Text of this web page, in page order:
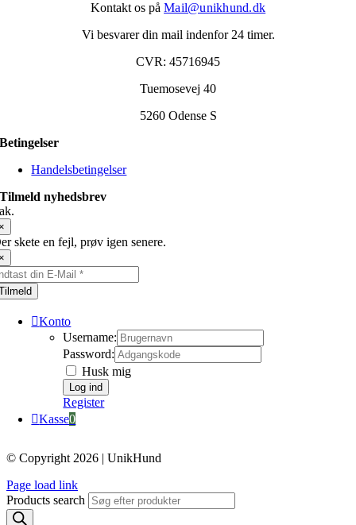
Kontakt os på Mail@unikhund.dk
Vi besvarer din mail indenfor 24 timer.
CVR: 45716945
Tuemosevej 40
5260 Odense S
Betingelser
Handelsbetingelser
Tilmeld nyhedsbrev
skete en fejl, prøv igen senere.
Konto
Username:
Password:
Husk mig
Register
Kasse0
© Copyright 2026 | UnikHund
Page load link
Products search